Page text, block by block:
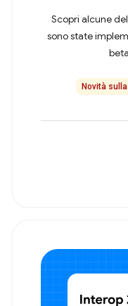
Scopri alcune
sono state
Novità